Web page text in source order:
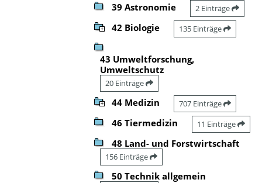
39 Astronomie 2 Einträge
42 Biologie 135 Einträge
43 Umweltforschung,
Umweltschutz
20 Einträge
44 Medizin 707 Einträge
46 Tiermedizin 11 Einträge
48 Land- und Forstwirtschaft
156 Einträge
50 Technik allgemein